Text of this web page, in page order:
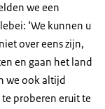
we een
‘We kunnen u
over eens zijn,
en gaan het land
we ook altijd
proberen eruit te